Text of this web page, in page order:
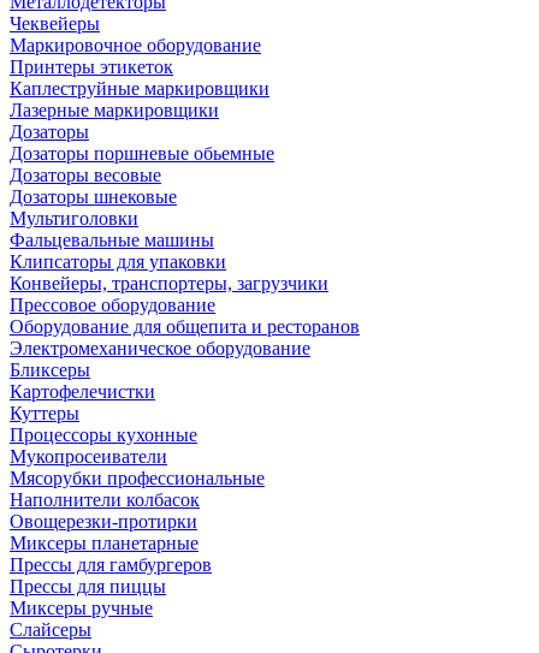
Чеквейеры
Маркировочное оборудование
Принтеры этикеток
Каплеструйные маркировщики
Лазерные маркировщики
Дозаторы
Дозаторы поршневые обьемные
Дозаторы весовые
Дозаторы шнековые
Мультиголовки
Фальцевальные машины
Клипсаторы для упаковки
Конвейеры, транспортеры, загрузчики
Прессовое оборудование
Оборудование для общепита и ресторанов
Электромеханическое оборудование
Бликсеры
Картофелечистки
Куттеры
Процессоры кухонные
Мукопросеиватели
Мясорубки профессиональные
Наполнители колбасок
Овощерезки-протирки
Миксеры планетарные
Прессы для гамбургеров
Прессы для пиццы
Миксеры ручные
Слайсеры